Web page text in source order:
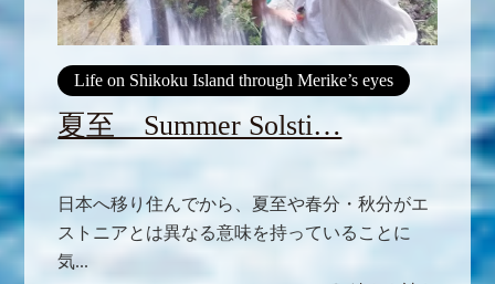
Life on Shikoku Island through Merike’s eyes
夏至 Summer Solsti…
日本へ移り住んでから、夏至や春分・秋分がエ
ストニアとは異なる意味を持っていることに
気...